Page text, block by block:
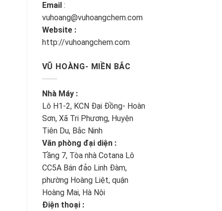
Email :
vuhoang@vuhoangchem.com
Website :
http://vuhoangchem.com
VŨ HOÀNG- MIỀN BẮC
Nhà Máy :
Lô H1-2, KCN Đại Đồng- Hoàn
Sơn, Xã Tri Phương, Huyện
Tiên Du, Bắc Ninh
Văn phòng đại diện :
Tầng 7, Tòa nhà Cotana Lô
CC5A Bán đảo Linh Đàm,
phường Hoàng Liệt, quận
Hoàng Mai, Hà Nội
Điện thoại :